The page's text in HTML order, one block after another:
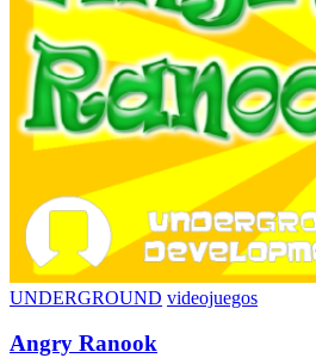
UNDERGROUND videojuegos
Angry Ranook